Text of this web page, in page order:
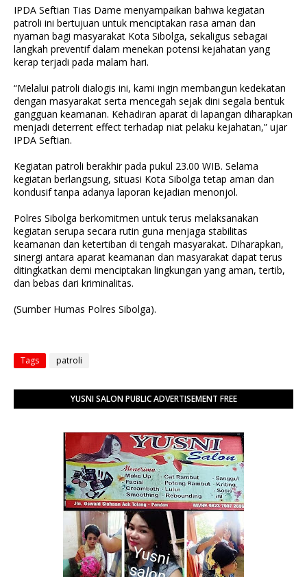
IPDA Seftian Tias Dame menyampaikan bahwa kegiatan
patroli ini bertujuan untuk menciptakan rasa aman dan
nyaman bagi masyarakat Kota Sibolga, sekaligus sebagai
langkah preventif dalam menekan potensi kejahatan yang
kerap terjadi pada malam hari.
“Melalui patroli dialogis ini, kami ingin membangun kedekatan
dengan masyarakat serta mencegah sejak dini segala bentuk
gangguan keamanan. Kehadiran aparat di lapangan diharapkan
menjadi deterrent effect terhadap niat pelaku kejahatan,” ujar
IPDA Seftian.
Kegiatan patroli berakhir pada pukul 23.00 WIB. Selama
kegiatan berlangsung, situasi Kota Sibolga tetap aman dan
kondusif tanpa adanya laporan kejadian menonjol.
Polres Sibolga berkomitmen untuk terus melaksanakan
kegiatan serupa secara rutin guna menjaga stabilitas
keamanan dan ketertiban di tengah masyarakat. Diharapkan,
sinergi antara aparat keamanan dan masyarakat dapat terus
ditingkatkan demi menciptakan lingkungan yang aman, tertib,
dan bebas dari kriminalitas.
(Sumber Humas Polres Sibolga).
Tags patroli
YUSNI SALON PUBLIC ADVERTISEMENT FREE